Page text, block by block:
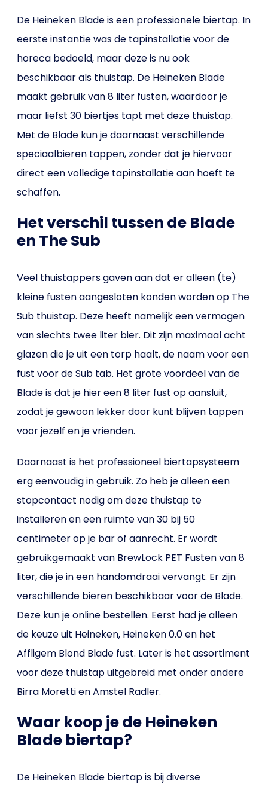
De Heineken Blade is een professionele biertap. In
eerste instantie was de tapinstallatie voor de
horeca bedoeld, maar deze is nu ook
beschikbaar als thuistap. De Heineken Blade
maakt gebruik van 8 liter fusten, waardoor je
maar liefst 30 biertjes tapt met deze thuistap.
Met de Blade kun je daarnaast verschillende
speciaalbieren tappen, zonder dat je hiervoor
direct een volledige tapinstallatie aan hoeft te
schaffen.
Het verschil tussen de Blade
en The Sub
Veel thuistappers gaven aan dat er alleen (te)
kleine fusten aangesloten konden worden op The
Sub thuistap. Deze heeft namelijk een vermogen
van slechts twee liter bier. Dit zijn maximaal acht
glazen die je uit een torp haalt, de naam voor een
fust voor de Sub tab. Het grote voordeel van de
Blade is dat je hier een 8 liter fust op aansluit,
zodat je gewoon lekker door kunt blijven tappen
voor jezelf en je vrienden.
Daarnaast is het professioneel biertapsysteem
erg eenvoudig in gebruik. Zo heb je alleen een
stopcontact nodig om deze thuistap te
installeren en een ruimte van 30 bij 50
centimeter op je bar of aanrecht. Er wordt
gebruikgemaakt van BrewLock PET Fusten van 8
liter, die je in een handomdraai vervangt. Er zijn
verschillende bieren beschikbaar voor de Blade.
Deze kun je online bestellen. Eerst had je alleen
de keuze uit Heineken, Heineken 0.0 en het
Affligem Blond Blade fust. Later is het assortiment
voor deze thuistap uitgebreid met onder andere
Birra Moretti en Amstel Radler.
Waar koop je de Heineken
Blade biertap?
De Heineken Blade biertap is bij diverse